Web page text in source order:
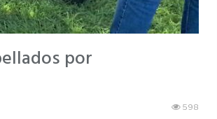
por
598